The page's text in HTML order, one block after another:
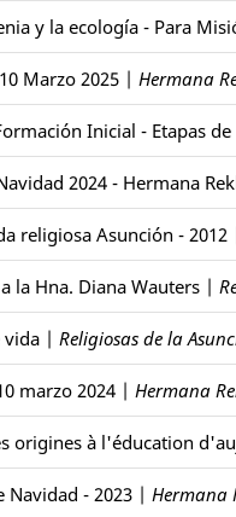
y la ecología - Para
Marzo 2025| Hermana
Inicial - Etapas
2024 - Hermana
religiosa Asunción - 2012
la Hna. Diana Wauters|
vida| Religiosas de la
marzo 2024| Hermana
origines à l'éducation
Navidad - 2023 | Hermana